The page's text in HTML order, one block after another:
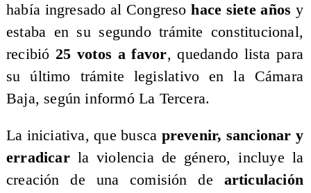
había ingresado al Congresohace siete años y
estaba en su segundo trámite constitucional,
recibió 25 votos a favor, quedando lista para
su último trámite legislativo en la Cámara
Baja, según informó La Tercera.
​La iniciativa, que busca prevenir, sancionar y
erradicar la violencia de género, incluye la
creación de una comisión de articulación